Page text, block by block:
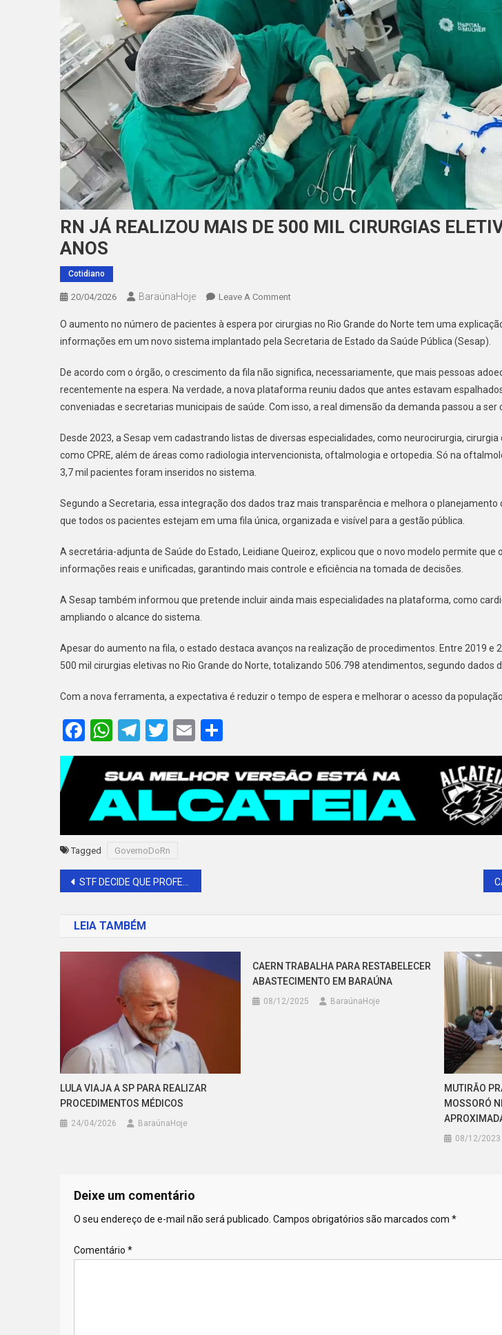
RN JÁ REALIZOU MAIS DE 500 MIL CIRURGIAS
ANOS
Cotidiano
20/04/2026 BaraúnaHoje Leave A CommentOn
JÁ
REALIZOU
DE
500
MIL
ELETIVAS
EM
O aumento no número de pacientes à espera por cirurgias no Rio Grande do Norte tem uma
informações em um novo sistema implantado pela Secretaria de Estado da Saúde Pública (Sesap).
De acordo com o órgão, o crescimento da fila não significa, necessariamente, que mais pessoas
recentemente na espera. Na verdade, a nova plataforma reuniu dados que antes estavam
conveniadas e secretarias municipais de saúde. Com isso, a real dimensão da demanda passou a ser
Desde 2023, a Sesap vem cadastrando listas de diversas especialidades, como neurocirurgia,
como CPRE, além de áreas como radiologia intervencionista, oftalmologia e ortopedia. Só na
3,7 mil pacientes foram inseridos no sistema.
Segundo a Secretaria, essa integração dos dados traz mais transparência e melhora o planejamento
que todos os pacientes estejam em uma fila única, organizada e visível para a gestão pública.
A secretária-adjunta de Saúde do Estado, Leidiane Queiroz, explicou que o novo modelo permite que
informações reais e unificadas, garantindo mais controle e eficiência na tomada de decisões.
A Sesap também informou que pretende incluir ainda mais especialidades na plataforma, como
ampliando o alcance do sistema.
Apesar do aumento na fila, o estado destaca avanços na realização de procedimentos. Entre 2019 e
500 mil cirurgias eletivas no Rio Grande do Norte, totalizando 506.798 atendimentos, segundo dados
Com a nova ferramenta, a expectativa é reduzir o tempo de espera e melhorar o acesso da
Facebook
WhatsApp
Telegram
Twitter
Email
Tagged GovernoDoRn
Navegação
Post
STF DECIDE QUE PROFESSORES TEMPORÁRIOS TÊM DIREITO AO PISO SALARIAL
LEIA TAMBÉM
LULA VIAJA A SP PARA REALIZAR
PROCEDIMENTOS MÉDICOS
24/04/2026 BaraúnaHoje
CAERN TRABALHA PARA RESTABELECER
ABASTECIMENTO EM BARAÚNA
08/12/2025 BaraúnaHoje
MUTIRÃO
MOSSORÓ
08/12/2023
Deixe um comentário
O seu endereço de e-mail não será publicado. Campos obrigatórios são marcados com *
Comentário *